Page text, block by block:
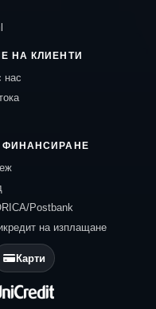
НА КЛИЕНТИ
нас
Postbank
на изплащане
Карти